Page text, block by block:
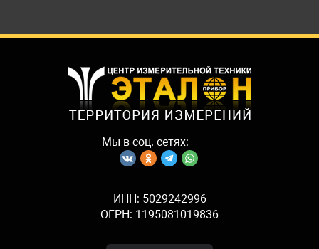
Мы в соц. сетях:
ИНН: 5029242996
ОГРН: 1195081019836